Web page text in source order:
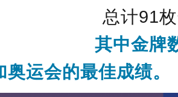
总计91
其中金牌
运会的最佳成绩。